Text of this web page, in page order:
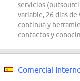
servicios
variable, 26 días
continua y
contactos y
Comercial